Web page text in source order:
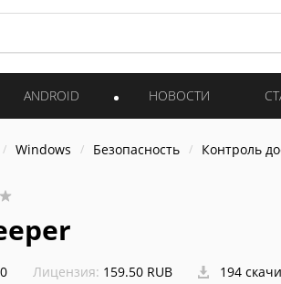
ANDROID НОВОСТИ
Windows Безопасность Контроль
Лицензия: 159.50 RUB 194